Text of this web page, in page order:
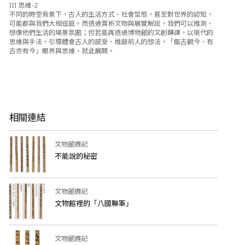
III 思維-2
不同的時空背景下，古人的生活方式、社會型態，甚至對世界的認知，
可能都與我們大相逕庭。而透過賞析文物與展覽解說，我們可以推測、
想像他們生活的場景氛圍；但若能再透過博物館的文創轉譯，以現代的
思維與手法，引導體會古人的感受、推敲前人的想法，「鑑古觀今、有
古亦有今」眼界與思維，就此展開。
相關連結
文物館週記
不能說的秘密
文物館週記
文物館裡的「八國聯軍」
文物館週記